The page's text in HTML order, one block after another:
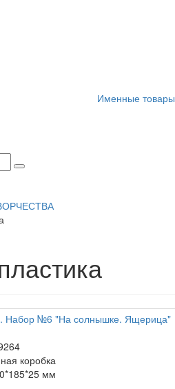
Именные товары
Набор №6 "На солнышке. Ящерица"
коробка
мм